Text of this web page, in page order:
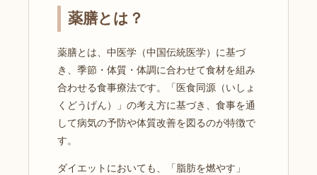
薬膳とは？
薬膳とは、中医学（中国伝統医学）に基づ
き、季節・体質・体調に合わせて食材を組み
合わせる食事療法です。「医食同源（いしょ
くどうげん）」の考え方に基づき、食事を通
して病気の予防や体質改善を図るのが特徴で
す。
ダイエットにおいても、「脂肪を燃やす」